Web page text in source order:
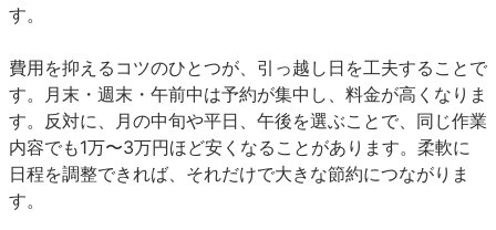
す。
費用を抑えるコツのひとつが、引っ越し日を工夫することで
す。月末・週末・午前中は予約が集中し、料金が高くなりま
す。反対に、月の中旬や平日、午後を選ぶことで、同じ作業
内容でも1万〜3万円ほど安くなることがあります。柔軟に
日程を調整できれば、それだけで大きな節約につながりま
す。